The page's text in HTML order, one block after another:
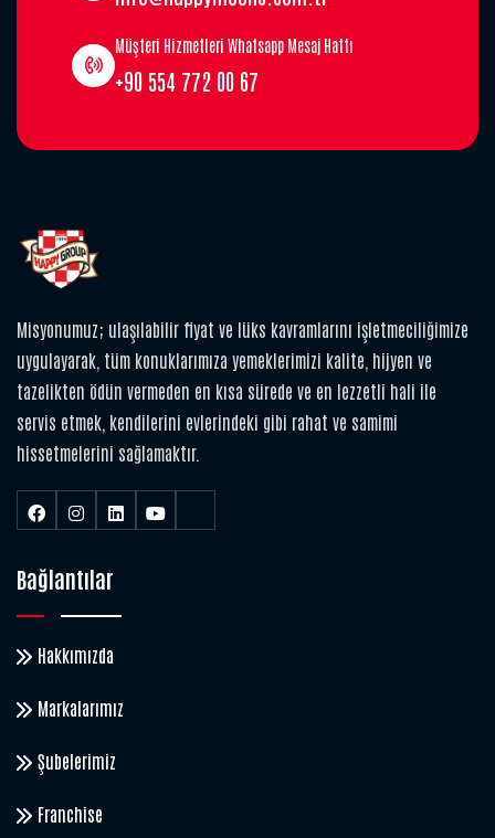
Müşteri Hizmetleri Whatsapp Mesaj Hattı
+90 554 772 00 67
Misyonumuz; ulaşılabilir fiyat ve lüks kavramlarını işletmeciliğimize
uygulayarak, tüm konuklarımıza yemeklerimizi kalite, hijyen ve
tazelikten ödün vermeden en kısa sürede ve en lezzetli hali ile
servis etmek, kendilerini evlerindeki gibi rahat ve samimi
hissetmelerini sağlamaktır.
Bağlantılar
Hakkımızda
Markalarımız
Şubelerimiz
Franchise